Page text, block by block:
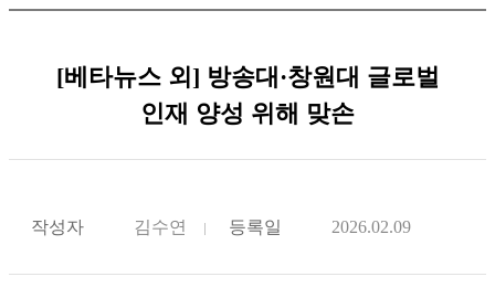
[베타뉴스 외] 방송대·창원대 글로벌
인재 양성 위해 맞손
작성자 김수연 등록일 2026.02.09